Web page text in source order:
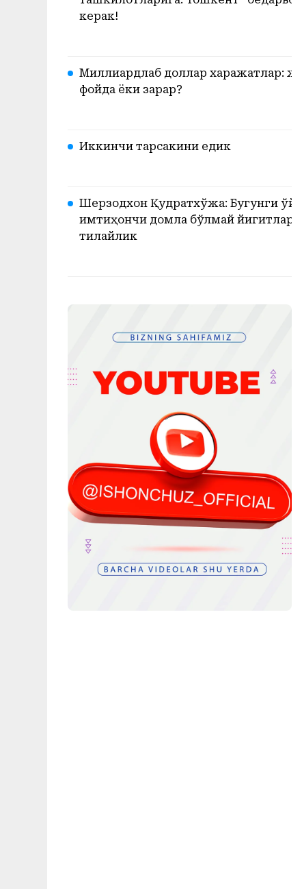
керак!
Миллиардлаб доллар харажатлар:
фойда ёки зарар?
Иккинчи тарсакини едик
Шерзодхон Қудратхўжа: Бугунги
имтиҳончи домла бўлмай
тилайлик